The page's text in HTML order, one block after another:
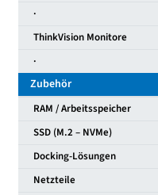
·
ThinkVision Monitore
·
Zubehör
RAM / Arbeitsspeicher
SSD (M.2 – NVMe)
Docking-Lösungen
Netzteile